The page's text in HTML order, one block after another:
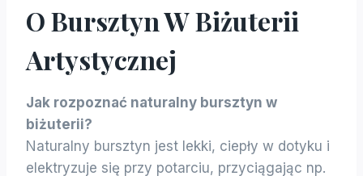
O Bursztyn W Biżuterii
Artystycznej
Jak rozpoznać naturalny bursztyn w
biżuterii?
Naturalny bursztyn jest lekki, ciepły w dotyku i
elektryzuje się przy potarciu, przyciągając np.